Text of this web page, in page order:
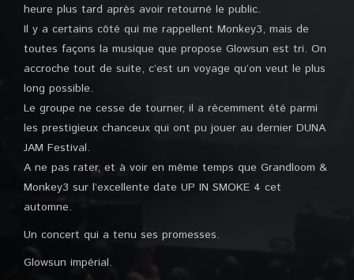
heure plus tard après avoir retourné le public.
Il y a certains côté qui me rappellent Monkey3, mais de
toutes façons la musique que propose Glowsun est tri. On
accroche tout de suite, c’est un voyage qu’on veut le plus
long possible.
Le groupe ne cesse de tourner, il a récemment été parmi
les prestigieux chanceux qui ont pu jouer au dernier DUNA
JAM Festival.
A ne pas rater, et à voir en même temps que Grandloom &
Monkey3 sur l’excellente date UP IN SMOKE 4 cet
automne.
Un concert qui a tenu ses promesses.
Glowsun impérial.